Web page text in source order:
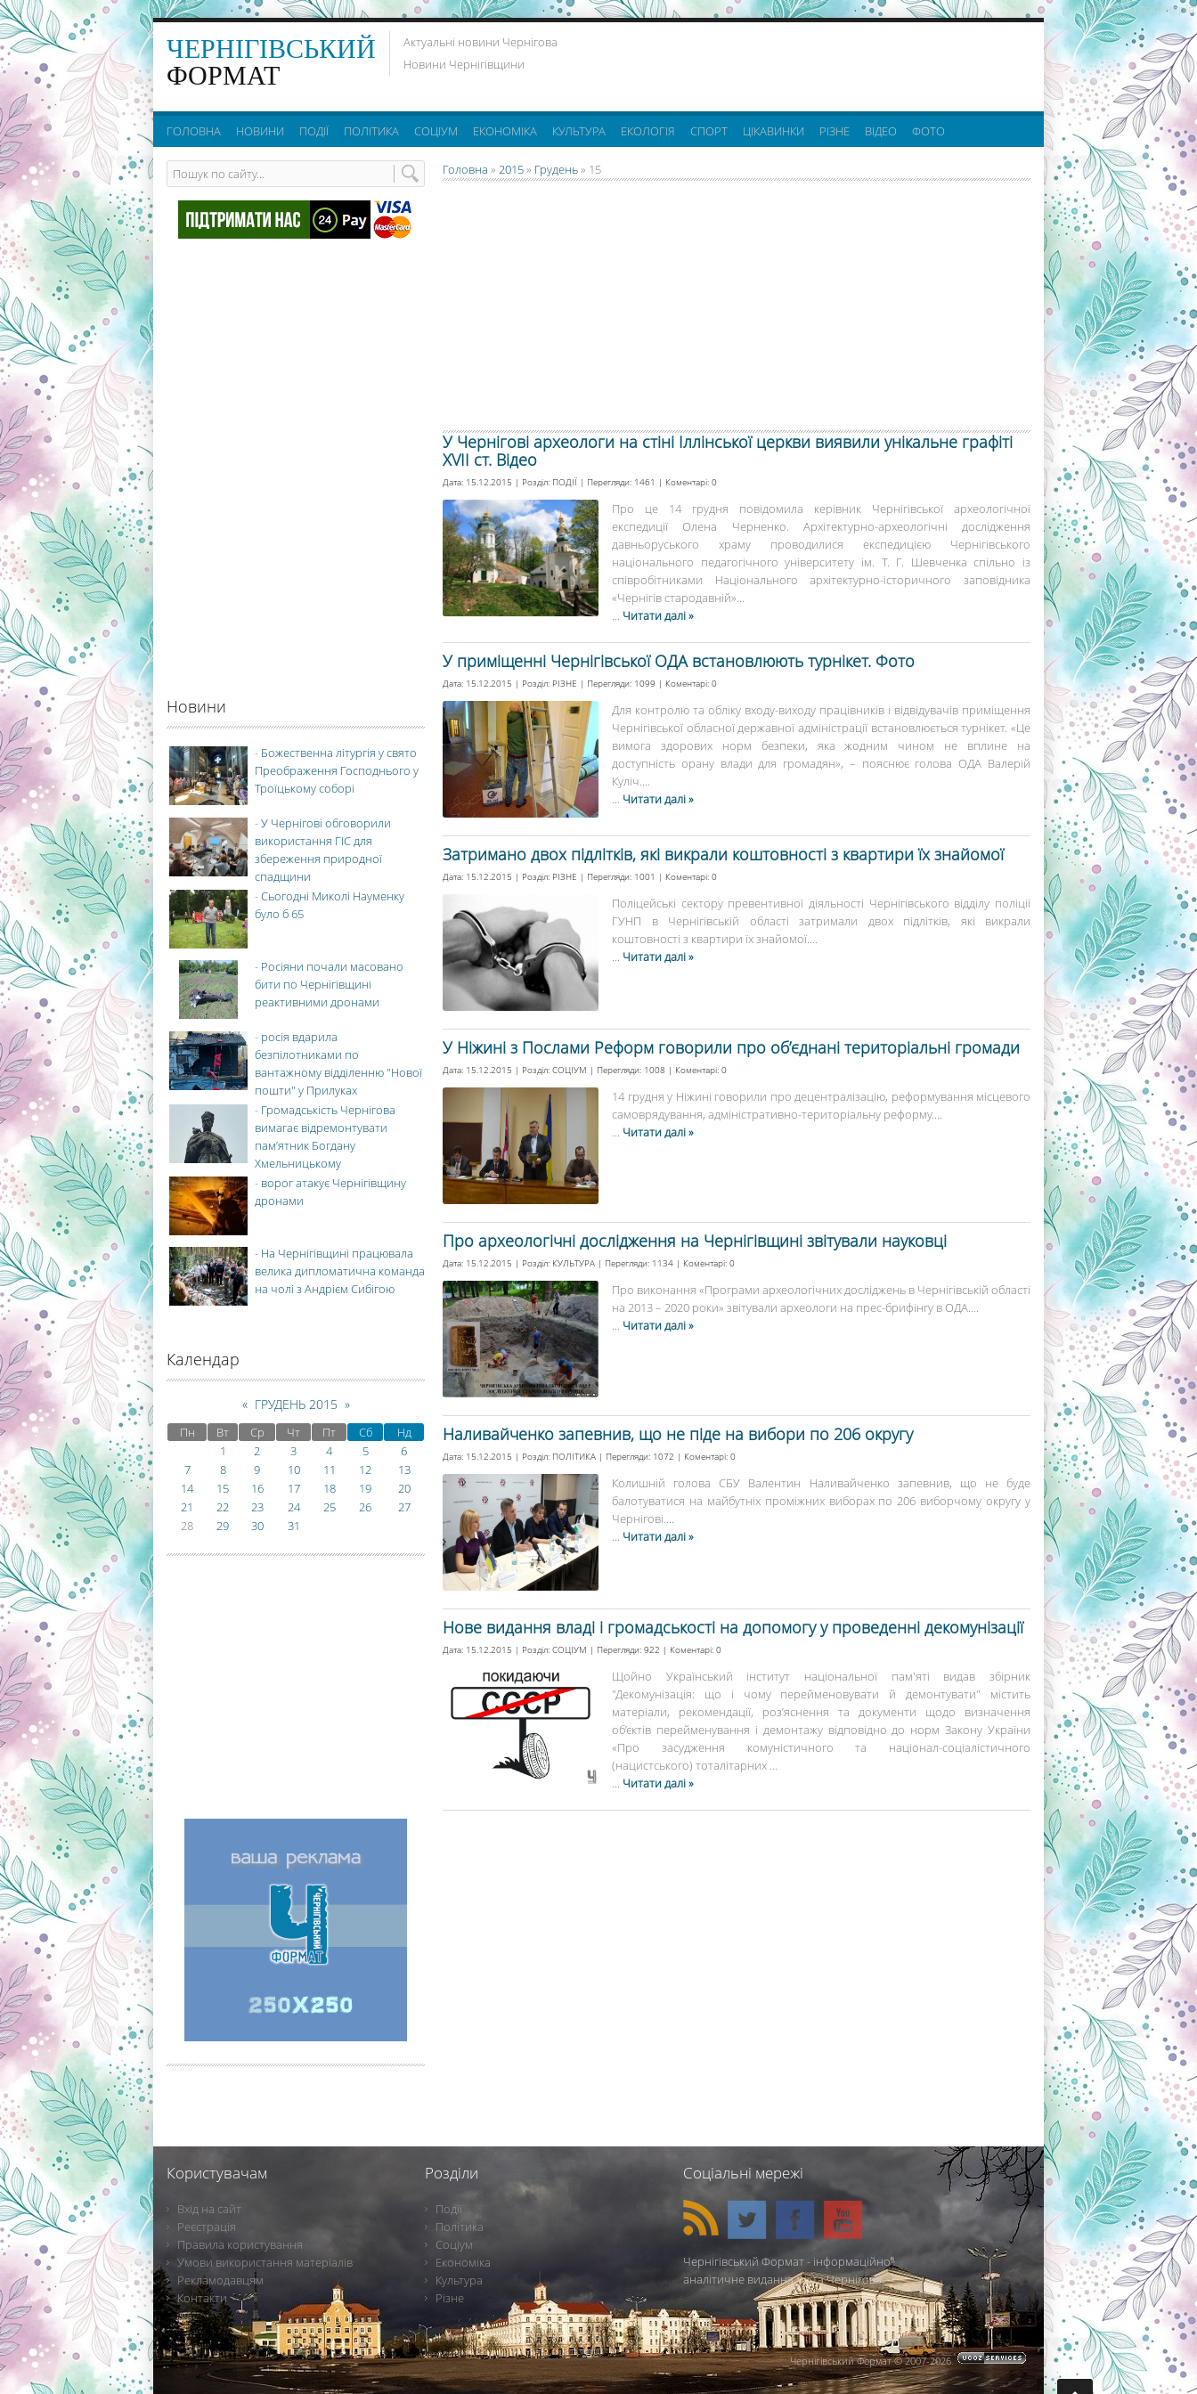
реклама партнерів:
ЧЕРНІГІВСЬКИЙ
ФОРМАТ
Актуальні новини Чернігова
Новини Чернігівщини
ГОЛОВНА НОВИНИ ПОДІЇ ПОЛІТИКА СОЦІУМ ЕКОНОМІКА КУЛЬТУРА ЕКОЛОГІЯ СПОРТ ЦІКАВИНКИ РІЗНЕ ВІДЕО ФОТО
Головна » 2015» Грудень» 15
У Чернігові археологи на стіні Іллінської церкви виявили унікальне графіті
XVII ст. Відео
Дата: 15.12.2015 | Розділ: ПОДІЇ | Перегляди: 1461 | Коментарі: 0
Про це 14 грудня повідомила керівник Чернігівської археологічної
експедиції Олена Черненко. Архітектурно-археологічні дослідження
давньоруського храму проводилися експедицією Чернігівського
національного педагогічного університету ім. Т. Г. Шевченка спільно із
співробітниками Національного архітектурно-історичного заповідника
«Чернігів стародавній»...
... Читати далі »
У приміщенні Чернігівської ОДА встановлюють турнікет. Фото
Дата: 15.12.2015 | Розділ: РІЗНЕ | Перегляди: 1099 | Коментарі: 0
Для контролю та обліку входу-виходу працівників і відвідувачів приміщення
Чернігівської обласної державної адміністрації встановлюється турнікет. «Це
вимога здорових норм безпеки, яка жодним чином не вплине на
доступність орану влади для громадян», – пояснює голова ОДА Валерій
Куліч....
... Читати далі »
Затримано двох підлітків, які викрали коштовності з квартири їх знайомої
Дата: 15.12.2015 | Розділ: РІЗНЕ | Перегляди: 1001 | Коментарі: 0
Поліцейські сектору превентивної діяльності Чернігівського відділу поліції
ГУНП в Чернігівській області затримали двох підлітків, які викрали
коштовності з квартири їх знайомої....
... Читати далі »
У Ніжині з Послами Реформ говорили про об’єднані територіальні громади
Дата: 15.12.2015 | Розділ: СОЦІУМ | Перегляди: 1008 | Коментарі: 0
14 грудня у Ніжині говорили про децентралізацію, реформування місцевого
самоврядування, адміністративно-територіальну реформу....
... Читати далі »
Про археологічні дослідження на Чернігівщині звітували науковці
Дата: 15.12.2015 | Розділ: КУЛЬТУРА | Перегляди: 1134 | Коментарі: 0
Про виконання «Програми археологічних досліджень в Чернігівській області
на 2013 – 2020 роки» звітували археологи на прес-брифінгу в ОДА....
... Читати далі »
Наливайченко запевнив, що не піде на вибори по 206 округу
Дата: 15.12.2015 | Розділ: ПОЛІТИКА | Перегляди: 1072 | Коментарі: 0
Колишній голова СБУ Валентин Наливайченко запевнив, що не буде
балотуватися на майбутніх проміжних виборах по 206 виборчому округу у
Чернігові....
... Читати далі »
Нове видання владі і громадськості на допомогу у проведенні декомунізації
Дата: 15.12.2015 | Розділ: СОЦІУМ | Перегляди: 922 | Коментарі: 0
Щойно Український інститут національної пам'яті видав збірник
"Декомунізація: що і чому перейменовувати й демонтувати" містить
матеріали, рекомендації, роз’яснення та документи щодо визначення
об’єктів перейменування і демонтажу відповідно до норм Закону України
«Про засудження комуністичного та націонал-соціалістичного
(нацистського) тоталітарних ...
... Читати далі »
Новини
- Божественна літургія у свято
Преображення Господнього у
Троїцькому соборі
-У Чернігові обговорили
використання ГІС для
збереження природної
спадщини
-Сьогодні Миколі Науменку
було б 65
- Росіяни почали масовано
бити по Чернігівщині
реактивними дронами
- росія вдарила
безпілотниками по
вантажному відділенню "Нової
пошти" у Прилуках
- Громадськість Чернігова
вимагає відремонтувати
пам’ятник Богдану
Хмельницькому
- ворог атакує Чернігівщину
дронами
- На Чернігівщині працювала
велика дипломатична команда
на чолі з Андрієм Сибігою
Календар
« ГРУДЕНЬ 2015 »
Пн Вт Ср Чт Пт Сб
Нд
1
2 3 4 5
6
7
8 9 10 11 12
13
14
15 16 17 18 19
20
21
22 23 24 25 26
27
28
29 30 31
Користувачам
Вхід на сайт
Реєстрація
Правила користування
Умови використання матеріалів
Рекламодавцям
Контакти
Розділи
Події
Політика
Соціум
Економіка
Культура
Різне
Соціальні мережі
Чернігівський Формат - інформаційно-
аналітичне видання міста Чернігова.
Чернігівський Формат © 2007-2026. .